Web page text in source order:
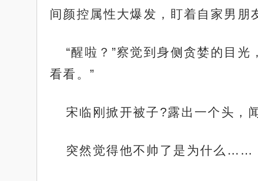
间颜控属性大爆发，盯着自家男
“醒啦？”察觉到身侧贪婪的目
看看。”
宋临刚掀开被子?露出一个头，
突然觉得他不帅了是为什么……